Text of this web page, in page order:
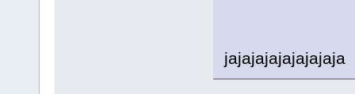
jajajajajajajajaja